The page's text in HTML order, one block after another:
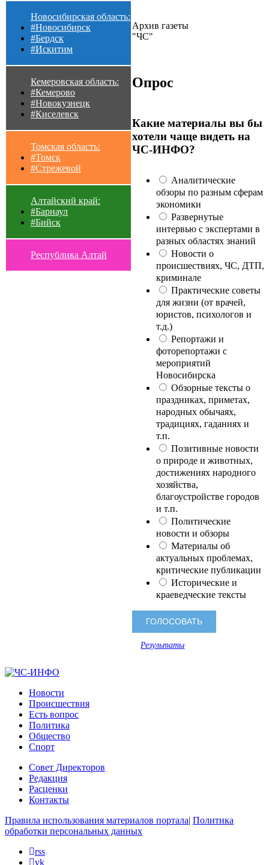
Новосибирская область:
#Новосибирск
#Бердск
#Искитим
Кемеровская область:
#Кемерово
#Новокузнецк
#Киселевск
Томская область:
#Томск
#Стрежевой
Алтайский край:
#Барнаул
#Бийск
Республика Алтай
Архив газеты
"ЧС"
Опрос
Какие материалы вы бы
хотели чаще видеть на
ЧС-ИНФО?
Аналитические
обзоры по разным сферам
экономики
Развернутые
интервью с экспертами в
разных областях знаний
Новости о
происшествиях, ЧС, ДТП,
криминале
Практические советы
для жизни (от врачей,
юристов, психологов и
т.д.)
Репортажи и
фоторепортажи с
мероприятий
Новосибирска
Обзорные тексты о
праздниках, приметах,
народных обычаях,
традициях, гаданиях и
т.п.
Позитивные новости
о природе и животных,
достижениях народного
хозяйства,
благоустройстве городов
и т.п.
Политические
новости и обзоры
Материалы об
актуальных проблемах,
критические публикации
Исторические и
краеведческие тексты
Результаты
Новости
Происшествия
Есть вопрос
Политика
Общество
Спорт
Совет Директоров
Редакция
Расценки
Контакты
Правила использования материалов портала| Политика
обработки персональных данных
rss
vk